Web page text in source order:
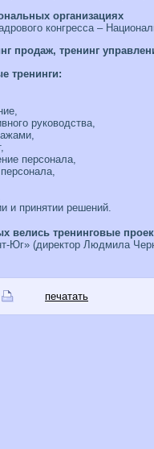
организациях
конгресса –
продаж, тренинг
тренинги:
руководства,
персонала,
и принятии решений.
велись тренинговые
Юг» (директор Людмила
печатать